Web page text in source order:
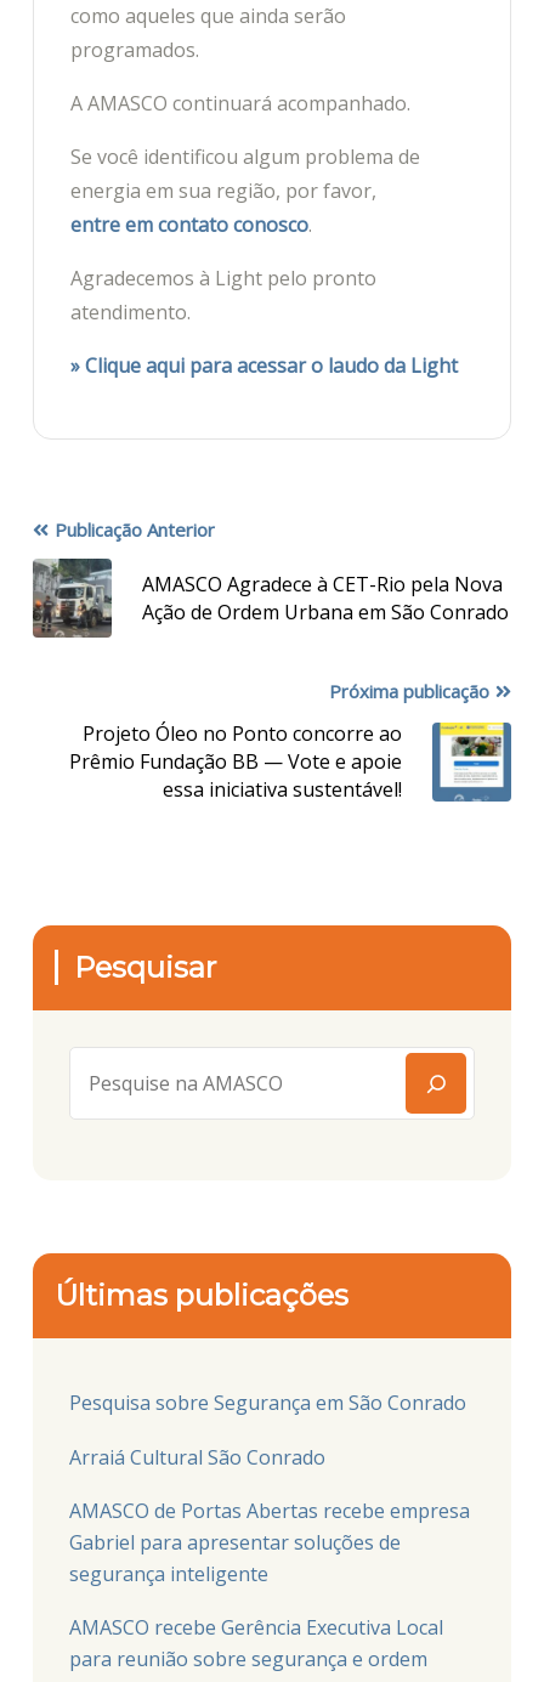
como aqueles que ainda serão
programados.
A AMASCO continuará acompanhado.
Se você identificou algum problema de
energia em sua região, por favor,
entre em contato conosco.
Agradecemos à Light pelo pronto
atendimento.
» Clique aqui para acessar o laudo da Light
Publicação Anterior
AMASCO Agradece à CET-Rio pela Nova
Ação de Ordem Urbana em São Conrado
Próxima publicação
Projeto Óleo no Ponto concorre ao
Prêmio Fundação BB — Vote e apoie
essa iniciativa sustentável!
Pesquisar
Últimas publicações
Pesquisa sobre Segurança em São Conrado
Arraiá Cultural São Conrado
AMASCO de Portas Abertas recebe empresa
Gabriel para apresentar soluções de
segurança inteligente
AMASCO recebe Gerência Executiva Local
para reunião sobre segurança e ordem